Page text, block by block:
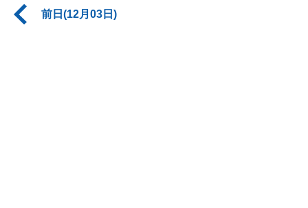
前日(12月03日)